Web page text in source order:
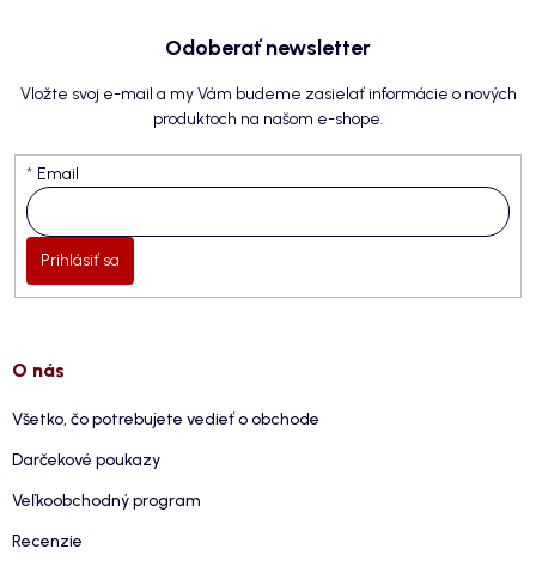
Odoberať newsletter
Vložte svoj e-mail a my Vám budeme zasielať informácie o nových
produktoch na našom e-shope.
Email
Prihlásiť sa
O nás
Všetko, čo potrebujete vedieť o obchode
Darčekové poukazy
Veľkoobchodný program
Recenzie